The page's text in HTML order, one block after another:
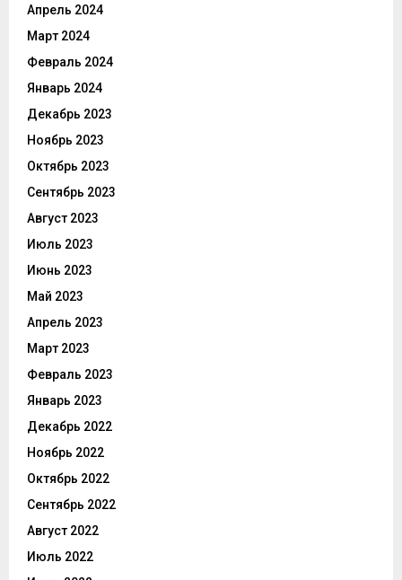
Апрель 2024
Март 2024
Февраль 2024
Январь 2024
Декабрь 2023
Ноябрь 2023
Октябрь 2023
Сентябрь 2023
Август 2023
Июль 2023
Июнь 2023
Май 2023
Апрель 2023
Март 2023
Февраль 2023
Январь 2023
Декабрь 2022
Ноябрь 2022
Октябрь 2022
Сентябрь 2022
Август 2022
Июль 2022